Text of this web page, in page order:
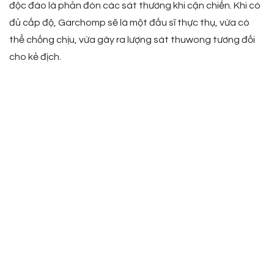
độc đáo là phản đòn các sát thương khi cận chiến. Khi có
đủ cấp độ, Garchomp sẽ là một đấu sĩ thực thụ, vừa có
thể chống chịu, vừa gây ra lượng sát thuwong tương đối
cho kẻ địch.